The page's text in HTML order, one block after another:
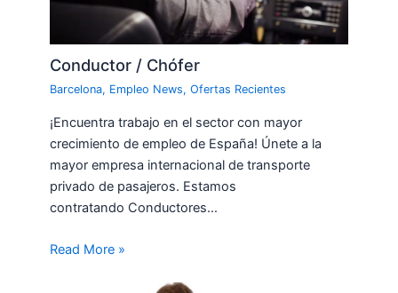
Conductor / Chófer
Barcelona, Empleo News,Ofertas Recientes
¡Encuentra trabajo en el sector con mayor
crecimiento de empleo de España! Únete a la
mayor empresa internacional de transporte
privado de pasajeros. Estamos
contratando Conductores…
Read More »